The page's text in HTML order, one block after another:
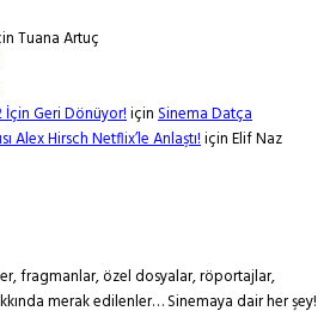
Tuana Artuç
İçin Geri Dönüyor!içinSinema Datça
Alex Hirsch Netflix’le Anlaştı!içinElif Naz
fragmanlar, özel dosyalar, röportajlar,
merak edilenler… Sinemaya dair her şey!